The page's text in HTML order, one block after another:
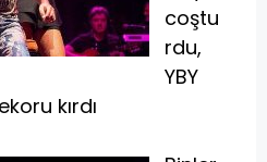
coştu
rdu,
YBY
kırdı